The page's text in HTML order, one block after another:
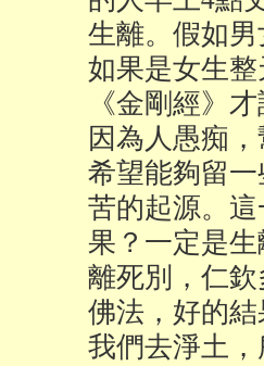
生離。假如
如果是女生
《金剛經》
因為人愚痴
希望能夠留
苦的起源。
果？一定是
離死別，仁
佛法，好的
我們去淨土